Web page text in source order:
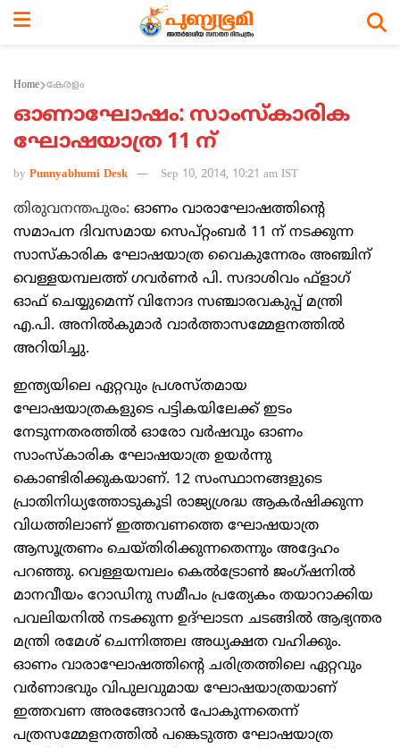
Home കേരളം
ഓണാഘോഷം: സാംസ്‌കാരിക
ഘോഷയാത്ര 11 ന്‌
by Punnyabhumi Desk Sep 10, 2014, 10:21 am IST
തിരുവനന്തപുരം: ഓണം വാരാഘോഷത്തിന്റെ
സമാപന ദിവസമായ സെപ്‌റ്റംബര്‍ 11 ന്‌ നടക്കുന്ന
സാസ്‌കാരിക ഘോഷയാത്ര വൈകുന്നേരം അഞ്ചിന്‌
വെള്ളയമ്പലത്ത്‌ ഗവര്‍ണര്‍ പി. സദാശിവം ഫ്‌ളാഗ്‌
ഓഫ്‌ ചെയ്യുമെന്ന്‌ വിനോദ സഞ്ചാരവകുപ്പ്‌ മന്ത്രി
എ.പി. അനില്‍കുമാര്‍ വാര്‍ത്താസമ്മേളനത്തില്‍
അറിയിച്ചു.
ഇന്ത്യയിലെ ഏറ്റവും പ്രശസ്‌തമായ
ഘോഷയാത്രകളുടെ പട്ടികയിലേക്ക്‌ ഇടം
നേടുന്നതരത്തില്‍ ഓരോ വര്‍ഷവും ഓണം
സാംസ്‌കാരിക ഘോഷയാത്ര ഉയര്‍ന്നു
കൊണ്ടിരിക്കുകയാണ്‌. 12 സംസ്ഥാനങ്ങളുടെ
പ്രാതിനിധ്യത്തോടുകൂടി രാജ്യശ്രദ്ധ ആകര്‍ഷിക്കുന്ന
വിധത്തിലാണ്‌ ഇത്തവണത്തെ ഘോഷയാത്ര
ആസൂത്രണം ചെയ്‌തിരിക്കുന്നതെന്നും അദ്ദേഹം
പറഞ്ഞു. വെള്ളയമ്പലം കെല്‍ട്രോണ്‍ ജംഗ്‌ഷനില്‍
മാനവീയം റോഡിനു സമീപം പ്രത്യേകം തയാറാക്കിയ
പവലിയനില്‍ നടക്കുന്ന ഉദ്‌ഘാടന ചടങ്ങില്‍ ആഭ്യന്തര
മന്ത്രി രമേശ്‌ ചെന്നിത്തല അധ്യക്ഷത വഹിക്കും.
ഓണം വാരാഘോഷത്തിന്റെ ചരിത്രത്തിലെ ഏറ്റവും
വര്‍ണാഭവും വിപുലവുമായ ഘോഷയാത്രയാണ്‌
ഇത്തവണ അരങ്ങേറാന്‍ പോകുന്നതെന്ന്‌
പത്രസമ്മേളനത്തില്‍ പങ്കെടുത്ത ഘോഷയാത്ര